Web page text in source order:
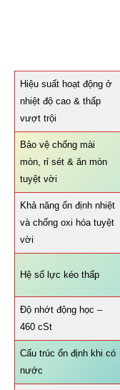
Hiệu suất hoạt động ở
nhiệt độ cao & thấp
vượt trội
Bảo vệ chống mài
mòn, rỉ sét & ăn mòn
tuyệt vời
Khả năng ổn định nhiệt
và chống oxi hóa tuyệt
vời
Hệ số lực kéo thấp
Độ nhớt động học –
460 cSt
Cấu trúc ổn định khi có
nước